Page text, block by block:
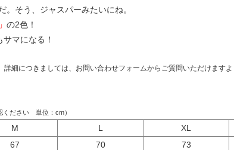
そう、ジャスパーみたいにね。
の2色！
マになる！
細につきましては、お問い合わせフォームからご質問いただけますよ
ください 単位：cm）
M L XL
67 70 73